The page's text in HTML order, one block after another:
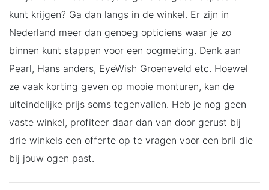
kunt krijgen? Ga dan langs in de winkel. Er zijn in
Nederland meer dan genoeg opticiens waar je zo
binnen kunt stappen voor een oogmeting. Denk aan
Pearl, Hans anders, EyeWish Groeneveld etc. Hoewel
ze vaak korting geven op mooie monturen, kan de
uiteindelijke prijs soms tegenvallen. Heb je nog geen
vaste winkel, profiteer daar dan van door gerust bij
drie winkels een offerte op te vragen voor een bril die
bij jouw ogen past.